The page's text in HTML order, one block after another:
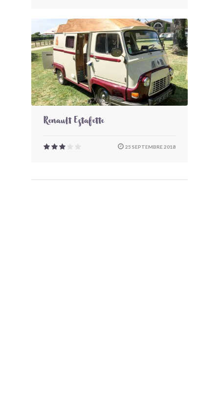
Renault Estafette
25 SEPTEMBRE 2018